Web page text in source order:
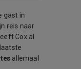
gast in
reis naar
Cox al
laatste
allemaal